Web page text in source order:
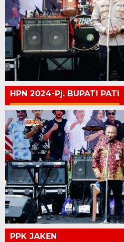
HPN 2024-Pj. BUPATI PATI
PPK JAKEN